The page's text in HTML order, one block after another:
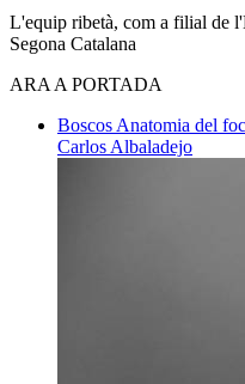
L'equip ribetà, com a filial de
Segona Catalana
ARA A PORTADA
Boscos Anatomia del
Carlos Albaladejo